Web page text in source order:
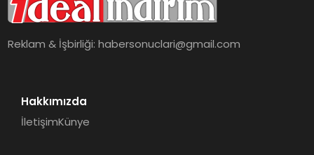
Reklam & İşbirliği:habersonuclari@gmail.com
Hakkımızda
İletişimKünye